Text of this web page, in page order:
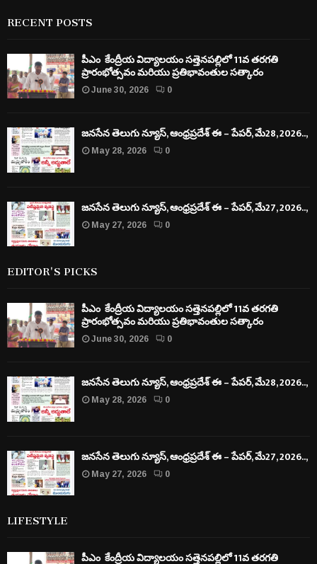
RECENT POSTS
పీఎం కేంద్రీయ విద్యాలయం సత్తెనపల్లిలో 11వ తరగతి
ప్రారంభోత్సవం మరియు ప్రతిభావంతుల సత్కారం
June 30, 2026
0
జనసేన తెలుగు న్యూస్, ఆంధ్రప్రదేశ్ ఈ – పేపర్, మే28, 2026..,
May 28, 2026
0
జనసేన తెలుగు న్యూస్, ఆంధ్రప్రదేశ్ ఈ – పేపర్, మే27, 2026..,
May 27, 2026
0
EDITOR'S PICKS
పీఎం కేంద్రీయ విద్యాలయం సత్తెనపల్లిలో 11వ తరగతి
ప్రారంభోత్సవం మరియు ప్రతిభావంతుల సత్కారం
June 30, 2026
0
జనసేన తెలుగు న్యూస్, ఆంధ్రప్రదేశ్ ఈ – పేపర్, మే28, 2026..,
May 28, 2026
0
జనసేన తెలుగు న్యూస్, ఆంధ్రప్రదేశ్ ఈ – పేపర్, మే27, 2026..,
May 27, 2026
0
LIFESTYLE
పీఎం కేంద్రీయ విద్యాలయం సత్తెనపల్లిలో 11వ తరగతి